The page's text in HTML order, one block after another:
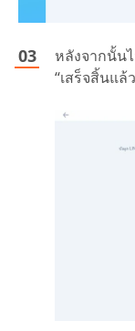
หลังจากนั้น
“เสร็จสิ้นแล้